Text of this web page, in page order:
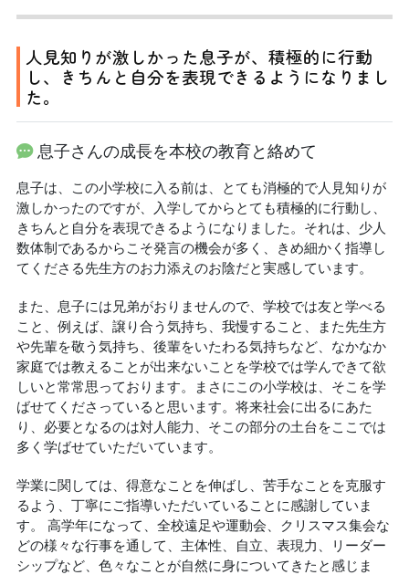
人見知りが激しかった息子が、積極的に行動
し、きちんと自分を表現できるようになりまし
た。
息子さんの成長を本校の教育と絡めて
息子は、この小学校に入る前は、とても消極的で人見知りが
激しかったのですが、入学してからとても積極的に行動し、
きちんと自分を表現できるようになりました。それは、少人
数体制であるからこそ発言の機会が多く、きめ細かく指導し
てくださる先生方のお力添えのお陰だと実感しています。
また、息子には兄弟がおりませんので、学校では友と学べる
こと、例えば、譲り合う気持ち、我慢すること、また先生方
や先輩を敬う気持ち、後輩をいたわる気持ちなど、なかなか
家庭では教えることが出来ないことを学校では学んできて欲
しいと常常思っております。まさにこの小学校は、そこを学
ばせてくださっていると思います。将来社会に出るにあた
り、必要となるのは対人能力、そこの部分の土台をここでは
多く学ばせていただいています。
学業に関しては、得意なことを伸ばし、苦手なことを克服す
るよう、丁寧にご指導いただいていることに感謝していま
す。 高学年になって、全校遠足や運動会、クリスマス集会な
どの様々な行事を通して、主体性、自立、表現力、リーダー
シップなど、色々なことが自然に身についてきたと感じま